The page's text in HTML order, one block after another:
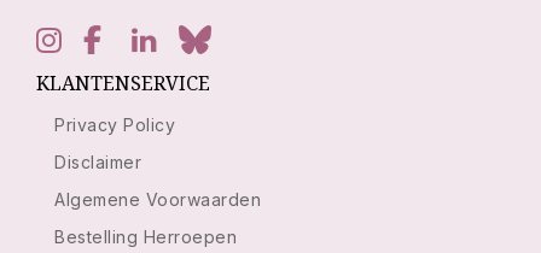
KLANTENSERVICE
Privacy Policy
Disclaimer
Algemene Voorwaarden
Bestelling Herroepen